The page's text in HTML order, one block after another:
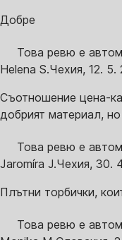
Добре
Това ревю е
Helena S.Чехия, 12. 5.
Съотношение цена-
добрият материал,
Това ревю е
Jaromíra J.Чехия, 30.
Плътни торбички,
Това ревю е